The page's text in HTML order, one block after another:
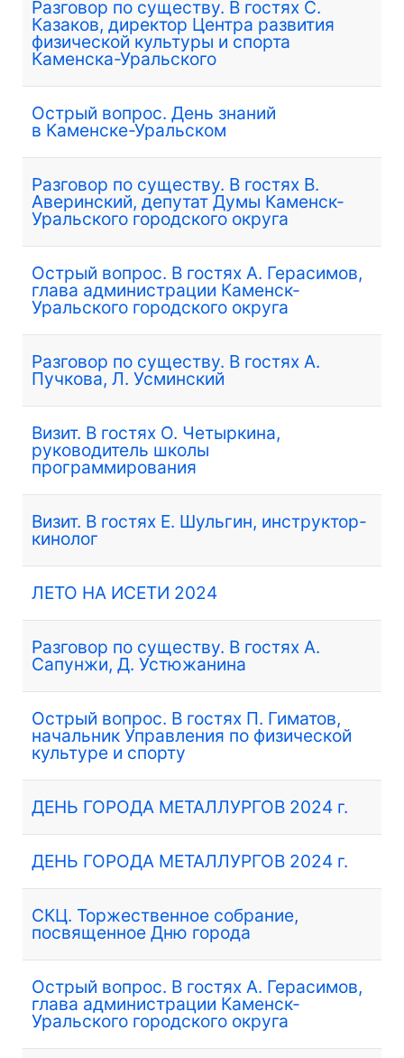
Разговор по существу. В гостях С.
Казаков, директор Центра развития
физической культуры и спорта
Каменска-Уральского
Острый вопрос. День знаний
в Каменске-Уральском
Разговор по существу. В гостях В.
Аверинский, депутат Думы Каменск-
Уральского городского округа
Острый вопрос. В гостях А. Герасимов,
глава администрации Каменск-
Уральского городского округа
Разговор по существу. В гостях А.
Пучкова, Л. Усминский
Визит. В гостях О. Четыркина,
руководитель школы
программирования
Визит. В гостях Е. Шульгин, инструктор-
кинолог
ЛЕТО НА ИСЕТИ 2024
Разговор по существу. В гостях А.
Сапунжи, Д. Устюжанина
Острый вопрос. В гостях П. Гиматов,
начальник Управления по физической
культуре и спорту
ДЕНЬ ГОРОДА МЕТАЛЛУРГОВ 2024 г.
ДЕНЬ ГОРОДА МЕТАЛЛУРГОВ 2024 г.
СКЦ. Торжественное собрание,
посвященное Дню города
Острый вопрос. В гостях А. Герасимов,
глава администрации Каменск-
Уральского городского округа